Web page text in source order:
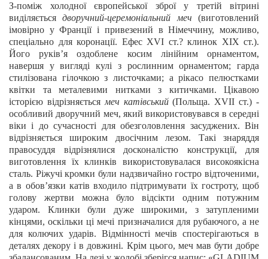
З-поміж холодної європейської зброї у третій вітрині
виділяєтьсядворучний-церемоніальний меч(виготовлений
імовірно у Франції і привезений в Німеччину, можливо,
спеціально для коронації. Ефес XVI ст.? клинок ХІХ ст.).
Його руків’я оздоблене косим лінійним орнаментом,
навершя у вигляді кулі з рослинним орнаментом; гарда
стилізована гілочкою з листочками; а рікасо пелюстками
квітки та металевими нитками з китичками. Цікавою
історією відрізняється меч катівський(Польща. XVIІ ст.) -
особливий дворучний меч, який використовувався в середні
віки і до сучасності для обезголовлення засуджених. Він
відрізняється широким двосічним лезом. Такі знаряддя
правосуддя відрізнялися досконалістю конструкції, для
виготовлення їх клинків використовувалася високоякісна
сталь. Ріжучі кромки були надзвичайно гостро відточеними,
а в обов’язки катів входило підтримувати їх гостроту, щоб
голову жертви можна було відсікти одним потужним
ударом. Клинки були дуже широкими, з затупленими
кінцями, оскільки ці мечі призначалися для рубаючого, а не
для колючих ударів. Відмінності мечів спостерігаються в
деталях декору і в довжині. Крім цього, меч мав бути добре